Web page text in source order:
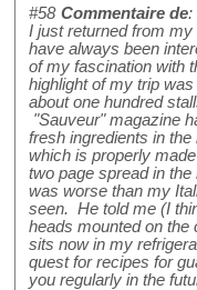
#58 Commentaire de:
I just returned from
have always been
of my fascination with
highlight of my trip
about one hundred
"Sauveur" magazine
fresh ingredients in
which is properly
two page spread in
was worse than my
seen. He told me (I
heads mounted on
sits now in my
quest for recipes for
you regularly in the